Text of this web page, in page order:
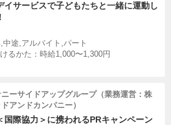
イサービスで子どもたちと一緒に運動し
中途,アルバイト,パート
るかた：時給1,000〜1,300円
ーサイドアップグループ（業務運営：株
アンドカンパニー）
国際協力＞に携われるPRキャンペーン